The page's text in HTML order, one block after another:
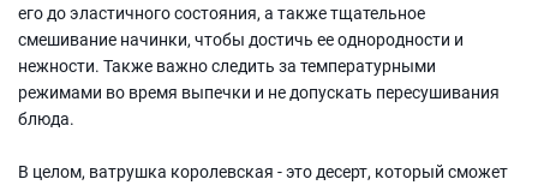
его до эластичного состояния, а также тщательное
смешивание начинки, чтобы достичь ее однородности и
нежности. Также важно следить за температурными
режимами во время выпечки и не допускать пересушивания
блюда.
В целом, ватрушка королевская - это десерт, который сможет